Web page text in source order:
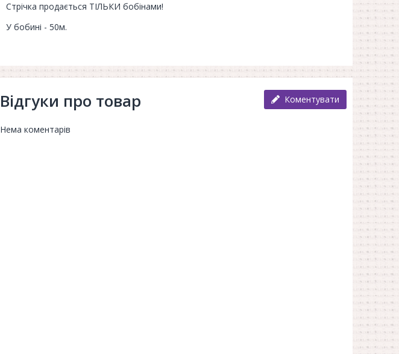
Стрічка продається ТІЛЬКИ бобінами!
У бобині - 50м.
Відгуки про товар Коментувати
Нема коментарів